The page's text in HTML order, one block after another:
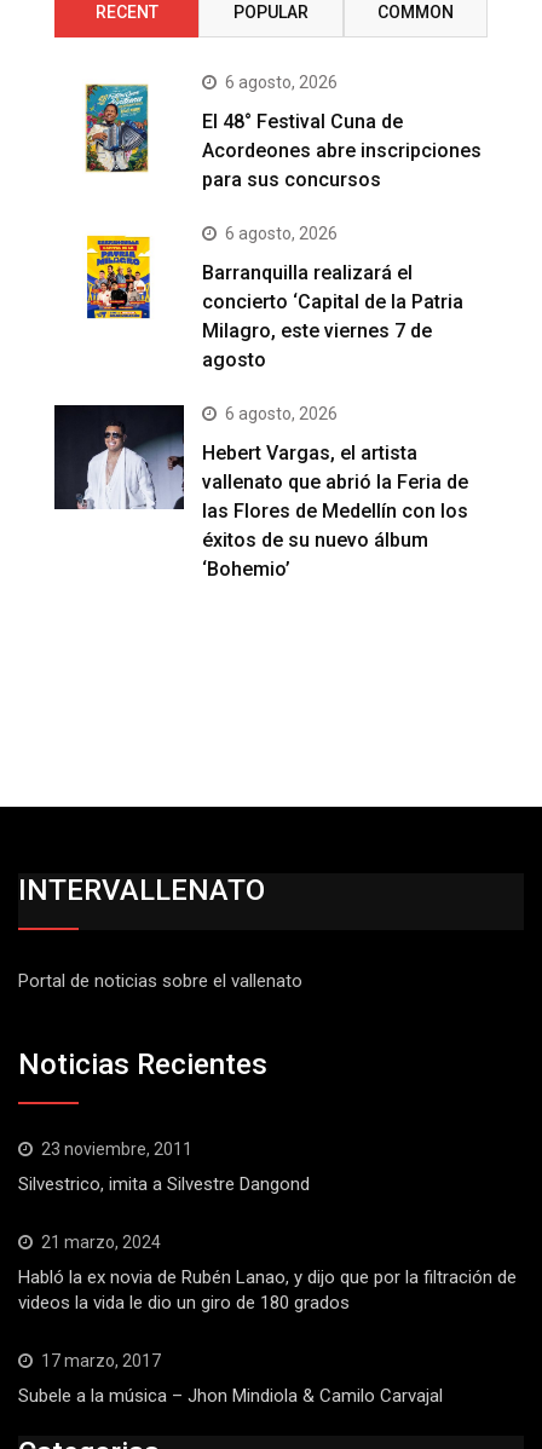
RECENT POPULAR COMMON
6 agosto, 2026
El 48° Festival Cuna de
Acordeones abre inscripciones
para sus concursos
6 agosto, 2026
Barranquilla realizará el
concierto ‘Capital de la Patria
Milagro, este viernes 7 de
agosto
6 agosto, 2026
Hebert Vargas, el artista
vallenato que abrió la Feria de
las Flores de Medellín con los
éxitos de su nuevo álbum
‘Bohemio’
INTERVALLENATO
Portal de noticias sobre el vallenato
Noticias Recientes
23 noviembre, 2011
Silvestrico, imita a Silvestre Dangond
21 marzo, 2024
Habló la ex novia de Rubén Lanao, y dijo que por la filtración de
videos la vida le dio un giro de 180 grados
17 marzo, 2017
Subele a la música – Jhon Mindiola & Camilo Carvajal